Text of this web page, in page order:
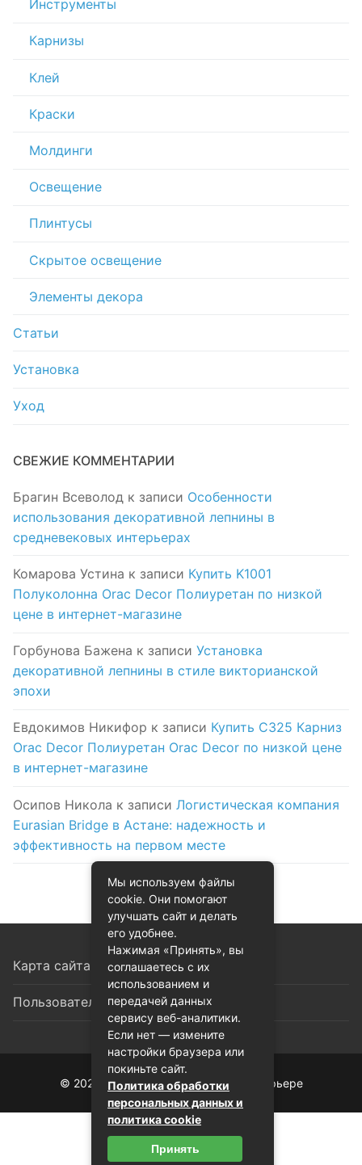
Инструменты
Карнизы
Клей
Краски
Молдинги
Освещение
Плинтусы
Скрытое освещение
Элементы декора
Статьи
Установка
Уход
СВЕЖИЕ КОММЕНТАРИИ
Брагин Всеволод к записи Особенности
использования декоративной лепнины в
средневековых интерьерах
Комарова Устина к записи Купить K1001
Полуколонна Orac Decor Полиуретан по низкой
цене в интернет-магазине
Горбунова Бажена к записи Установка
декоративной лепнины в стиле викторианской
эпохи
Евдокимов Никифор к записи Купить C325 Карниз
Orac Decor Полиуретан Orac Decor по низкой цене
в интернет-магазине
Осипов Никола к записи Логистическая компания
Eurasian Bridge в Астане: надежность и
эффективность на первом месте
Карта сайта
Пользовательское соглашение
© 2026 Декоративная лепнина в интерьере
Мы используем файлы
cookie. Они помогают
улучшать сайт и делать
его удобнее.
Нажимая «Принять», вы
соглашаетесь с их
использованием и
передачей данных
сервису веб-аналитики.
Если нет — измените
настройки браузера или
покиньте сайт.
Политика обработки
персональных данных и
политика cookie
Принять